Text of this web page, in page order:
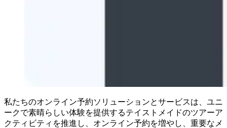
私たちのオンライン予約ソリューションとサービスは、ユニ
ークで素晴らしい体験を提供するテイストメイドのツアーア
クティビティを推進し、オンライン予約を増やし、重要なメ